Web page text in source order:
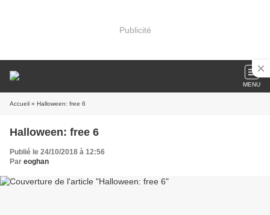
Publicité
MENU
Accueil » Halloween: free 6
Halloween: free 6
Publié le 24/10/2018 à 12:56
Par eoghan